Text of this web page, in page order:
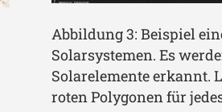
Abbildung 3: Beispiel
Solarsystemen. Es
Solarelemente erkannt.
roten Polygonen für